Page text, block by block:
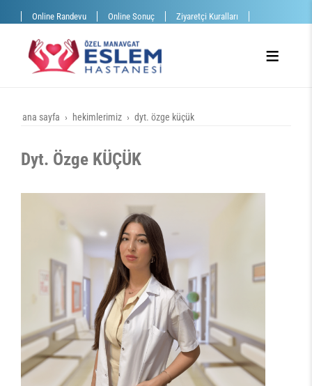
Online Randevu Online Sonuç Ziyaretçi Kuralları
ana sayfa hekimlerimiz dyt. özge küçük
Dyt. Özge KÜÇÜK